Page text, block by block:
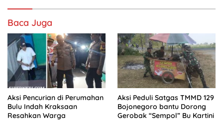
Baca Juga
Aksi Pencurian di Perumahan
Bulu Indah Kraksaan
Resahkan Warga
Aksi Peduli Satgas TMMD 129
Bojonegoro bantu Dorong
Gerobak “Sempol” Bu Kartini